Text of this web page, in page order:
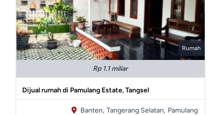
Rumah
Rp 1.1 miliar
Dijual rumah di Pamulang Estate, Tangsel
Banten, Tangerang Selatan, Pamulang